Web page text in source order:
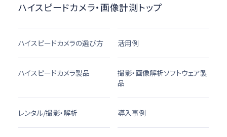
ハイスピードカメラ・画像計測トップ
ハイスピードカメラの選び方 活用例
ハイスピードカメラ製品
撮影・画像解析ソフトウェア製
品
レンタル/撮影・解析 導入事例